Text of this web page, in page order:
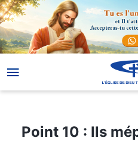
Point 10 : Ils